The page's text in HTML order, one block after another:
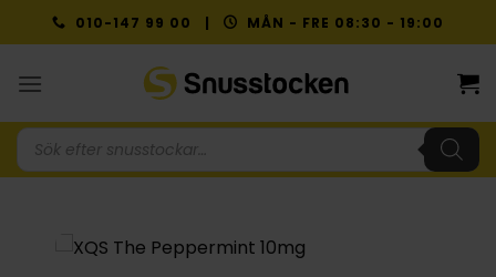
to
010-147 99 00 | MÅN - FRE 08:30 - 19:00
Produktsökning